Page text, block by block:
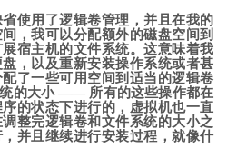
使用了逻辑卷管理，并且在我的
，我可以分配额外的磁盘空间到
宿主机的文件系统。这意味着我
，以及重新安装操作系统或者甚
了一些可用空间到适当的逻辑卷
的大小 —— 所有的这些操作都在
的状态下进行的，虚拟机也一直
整完逻辑卷和文件系统的大小之
并且继续进行安装过程，就像什